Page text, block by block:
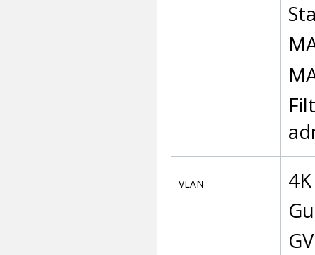
VLAN